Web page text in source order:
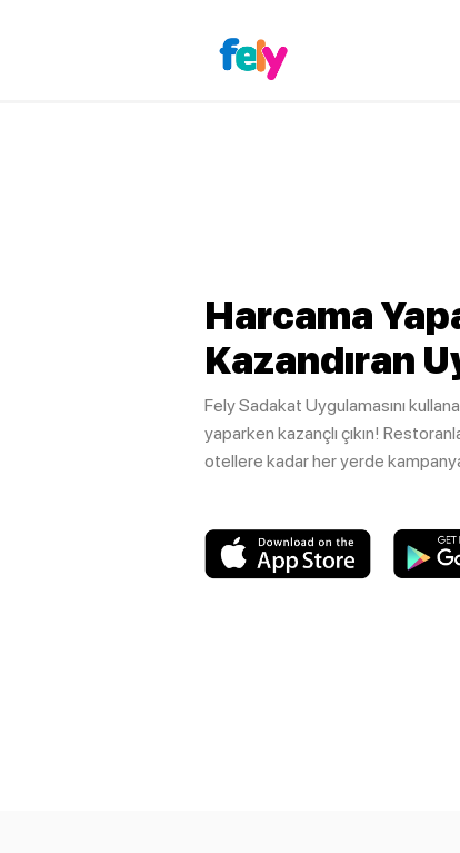
Harcama
Kazandıran
Fely Sadakat Uygulamasını
yaparken kazançlı çıkın!
otellere kadar her yerde